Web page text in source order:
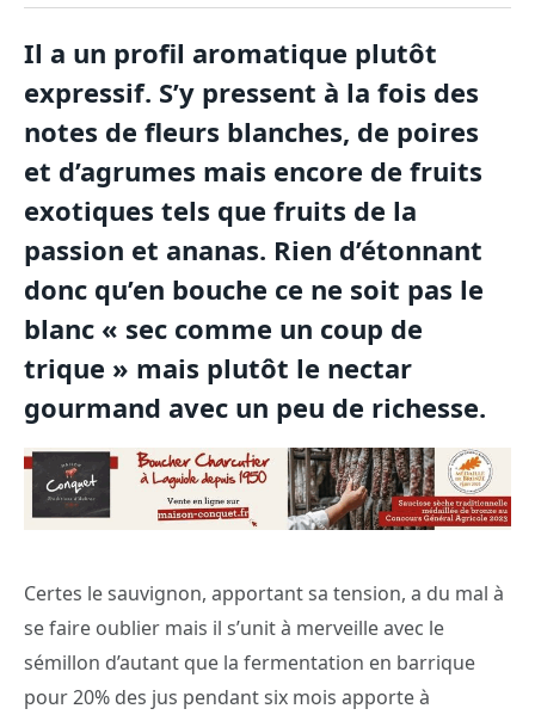
Il a un profil aromatique plutôt
expressif. S’y pressent à la fois des
notes de fleurs blanches, de poires
et d’agrumes mais encore de fruits
exotiques tels que fruits de la
passion et ananas. Rien d’étonnant
donc qu’en bouche ce ne soit pas le
blanc « sec comme un coup de
trique » mais plutôt le nectar
gourmand avec un peu de richesse.
Certes le sauvignon, apportant sa tension, a du mal à
se faire oublier mais il s’unit à merveille avec le
sémillon d’autant que la fermentation en barrique
pour 20% des jus pendant six mois apporte à